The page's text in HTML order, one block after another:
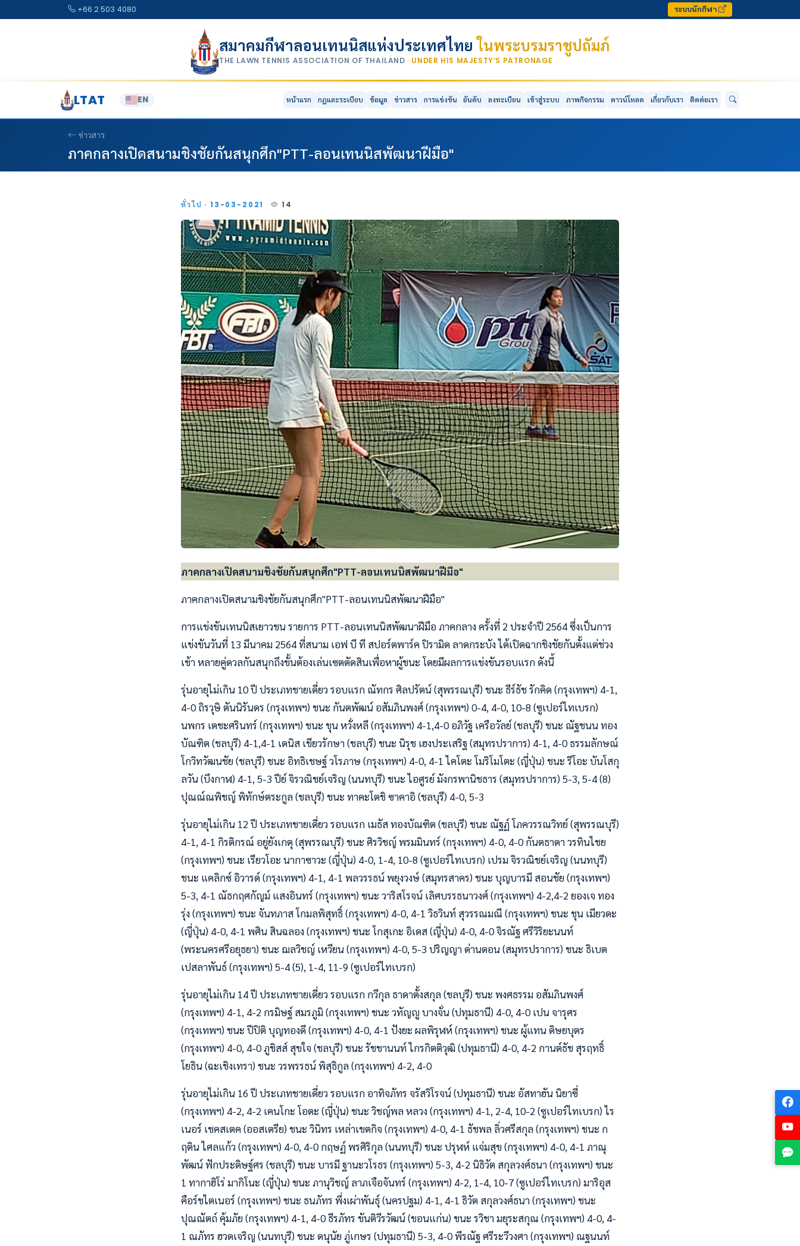
+66 2 503 4080 ระบบนักกีฬา
สมาคมกีฬาลอนเทนนิสแห่งประเทศไทยในพระบรมราชูปถัมภ์
THE LAWN TENNIS ASSOCIATION OF THAILAND · UNDER HIS MAJESTY’S PATRONAGE
LTAT EN หน้าแรก กฎและระเบียบ ข้อมูล ข่าวสาร การแข่งขัน อันดับ ลงทะเบียน เข้าสู่ระบบ ภาพกิจกรรม ดาวน์โหลด เกี่ยวกับเรา ติดต่อเรา
ข่าวสาร
ภาคกลางเปิดสนามชิงชัยกันสนุกศึก"PTT-ลอนเทนนิสพัฒนาฝีมือ"
ทั่วไป · 13-03-2021 14
ภาคกลางเปิดสนามชิงชัยกันสนุกศึก"PTT-ลอนเทนนิสพัฒนาฝีมือ"
ภาคกลางเปิดสนามชิงชัยกันสนุกศึก"PTT-ลอนเทนนิสพัฒนาฝีมือ"
การแข่งขันเทนนิสเยาวชน รายการ PTT-ลอนเทนนิสพัฒนาฝีมือ ภาคกลาง ครั้งที่ 2 ประจำปี 2564 ซึ่งเป็นการ
แข่งขันวันที่ 13 มีนาคม 2564 ที่สนาม เอฟ บี ที สปอร์ตพาร์ค ปิรามิด ลาดกระบัง ได้เปิดฉากชิงชัยกันตั้งแต่ช่วง
เช้า หลายคู่ดวลกันสนุกถึงขั้นต้องเล่นเซตตัดสินเพื่อหาผู้ชนะ โดยมีผลการแข่งขันรอบแรก ดังนี้
รุ่นอายุไม่เกิน 10 ปี ประเภทชายเดี่ยว รอบแรก ณัทกร ศิลปรัตน์ (สุพรรณบุรี) ชนะ ธีร์ธัช รักคิด (กรุงเทพฯ) 4-1,
4-0 ถิรวุษิ ตันนิรันดร (กรุงเทพฯ) ชนะ กันตพัฒน์ อสัมภินพงศ์ (กรุงเทพฯ) 0-4, 4-0, 10-8 (ซูเปอร์ไทเบรก)
นพกร เตชะศรินทร์ (กรุงเทพฯ) ชนะ ขุน หวั่งหลี (กรุงเทพฯ) 4-1,4-0 อภิวัฐ เครือวัลย์ (ชลบุรี) ชนะ ณัฐชนน ทอง
บัณฑิต (ชลบุรี) 4-1,4-1 เดนิส เขียวรักษา (ชลบุรี) ชนะ นิรุช เฮงประเสริฐ (สมุทรปราการ) 4-1, 4-0 ธรรมลักษณ์
โกวิทวัฒนชัย (ชลบุรี) ชนะ อิทธิเชษฐ์ วโรภาษ (กรุงเทพฯ) 4-0, 4-1 ไคโตะ โมริโมโตะ (ญี่ปุ่น) ชนะ รีโอะ บันโสกุ
ลวัน (บึงกาฬ) 4-1, 5-3 ปีย์ จิรวณิชย์เจริญ (นนทบุรี) ชนะ ไอศูรย์ มังกรพานิชธาร (สมุทรปราการ) 5-3, 5-4 (8)
ปุณณ์ณพิชญ์ พิทักษ์ตระกูล (ชลบุรี) ชนะ ทาคะโตชิ ซาคาอิ (ชลบุรี) 4-0, 5-3
รุ่นอายุไม่เกิน 12 ปี ประเภทชายเดี่ยว รอบแรก เมธัส ทองบัณฑิต (ชลบุรี) ชนะ ณัฐฏ์ โภควรรณวิทย์ (สุพรรณบุรี)
4-1, 4-1 กิรติกรณ์ อยู่ยังเกตุ (สุพรรณบุรี) ชนะ ศิรวิชญ์ พรมมินทร์ (กรุงเทพฯ) 4-0, 4-0 กันตธาดา วรทินไชย
(กรุงเทพฯ) ชนะ เรียวโอะ นากาซาวะ (ญี่ปุ่น) 4-0, 1-4, 10-8 (ซูเปอร์ไทเบรก) เปรม จิรวณิชย์เจริญ (นนทบุรี)
ชนะ แคลิกซ์ อิวารด์ (กรุงเทพฯ) 4-1, 4-1 พลวรรธน์ พยุงวงษ์ (สมุทรสาคร) ชนะ บุญบารมี สอนชัย (กรุงเทพฯ)
5-3, 4-1 ณัธกฤศกัญม์ แสงอินทร์ (กรุงเทพฯ) ชนะ วาริสโรจน์ เลิศบรรธนาวงศ์ (กรุงเทพฯ) 4-2,4-2 ยองเจ ทอง
รุ่ง (กรุงเทพฯ) ชนะ จันทภาส โกมลพิสุทธิ์ (กรุงเทพฯ) 4-0, 4-1 วิธวินท์ สุวรรณมณี (กรุงเทพฯ) ชนะ ชุน เมียวดะ
(ญี่ปุ่น) 4-0, 4-1 พศิน สินฉลอง (กรุงเทพฯ) ชนะ โกสุเกะ อิเดส (ญี่ปุ่น) 4-0, 4-0 จิรณัฐ ศรีวิริยะนนท์
(พระนครศรีอยุธยา) ชนะ ฌลวิชญ์ เหวียน (กรุงเทพฯ) 4-0, 5-3 ปริญญา ด่านดอน (สมุทรปราการ) ชนะ ธิเบต
เปสลาพันธ์ (กรุงเทพฯ) 5-4 (5), 1-4, 11-9 (ซูเปอร์ไทเบรก)
รุ่นอายุไม่เกิน 14 ปี ประเภทชายเดี่ยว รอบแรก กวีกุล ธาดาตั้งสกุล (ชลบุรี) ชนะ พงศธรรม อสัมภินพงศ์
(กรุงเทพฯ) 4-1, 4-2 กรมิษฐ์ สมรภูมิ (กรุงเทพฯ) ชนะ วทัญญู บางจั่น (ปทุมธานี) 4-0, 4-0 เปน จารุศร
(กรุงเทพฯ) ชนะ ปีปิติ บุญทองดี (กรุงเทพฯ) 4-0, 4-1 ปังยะ ผลพิรุฬห์ (กรุงเทพฯ) ชนะ ผู้แทน ดิษยบุตร
(กรุงเทพฯ) 4-0, 4-0 ภูชิสส์ สุขใจ (ชลบุรี) ชนะ รัชชานนท์ ไกรกิตติวุฒิ (ปทุมธานี) 4-0, 4-2 กานต์ธัช สุรฤทธิ์
โยธิน (ฉะเชิงเทรา) ชนะ วรพรรธน์ พิสุธิกูล (กรุงเทพฯ) 4-2, 4-0
รุ่นอายุไม่เกิน 16 ปี ประเภทชายเดี่ยว รอบแรก อาทิจภัทร จรัสวิโรจน์ (ปทุมธานี) ชนะ อัสทาฮัน นิยาซี่
(กรุงเทพฯ) 4-2, 4-2 เคนโกะ โอตะ (ญี่ปุ่น) ชนะ วิชญ์พล หลวง (กรุงเทพฯ) 4-1, 2-4, 10-2 (ซูเปอร์ไทเบรก) ไร
เนอร์ เชคสเตค (ออสเตรีย) ชนะ วินิทร เหล่าเขตกิจ (กรุงเทพฯ) 4-0, 4-1 ธัชพล ลิ่วศรีสกุล (กรุงเทพฯ) ชนะ ก
ฤติน ไศลแก้ว (กรุงเทพฯ) 4-0, 4-0 กฤษฏ์ พรศิริกุล (นนทบุรี) ชนะ ปรุฬห์ แจ่มสุข (กรุงเทพฯ) 4-0, 4-1 ภาณุ
พัฒน์ ฟักประดิษฐ์ศร (ชลบุรี) ชนะ บารมี ฐานะวโรธร (กรุงเทพฯ) 5-3, 4-2 นิธิวัต สกุลวงศ์ธนา (กรุงเทพฯ) ชนะ
1 ทากาฮิโร่ มากิโนะ (ญี่ปุ่น) ชนะ ภานุวิชญ์ ลาภเจือจันทร์ (กรุงเทพฯ) 4-2, 1-4, 10-7 (ซูเปอร์ไทเบรก) มาริอุส
คือร์ชไตเนอร์ (กรุงเทพฯ) ชนะ ธนภัทร พึ่งเผ่าพันธุ์ (นครปฐม) 4-1, 4-1 ธิวัต สกุลวงศ์ธนา (กรุงเทพฯ) ชนะ
ปุณณัตถ์ คุ้มภัย (กรุงเทพฯ) 4-1, 4-0 ธีรภัทร ขันติวีรวัฒน์ (ขอนแก่น) ชนะ รวิชา มยุระสกุณ (กรุงเทพฯ) 4-0, 4-
1 ณภัทร ฮวดเจริญ (นนทบุรี) ชนะ ดนุนัย ภู่เกษร (ปทุมธานี) 5-3, 4-0 พีรณัฐ ศรีระวีวงศา (กรุงเทพฯ) ณฐนนท์